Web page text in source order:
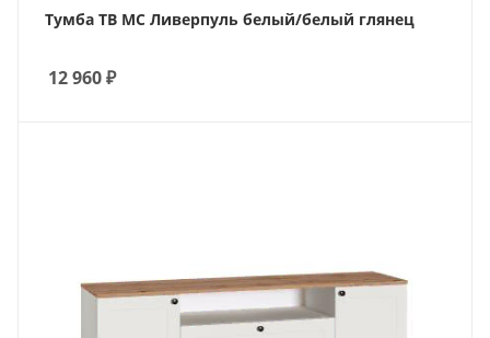
Тумба ТВ МС Ливерпуль белый/белый глянец
12 960₽